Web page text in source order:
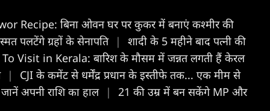
Recipe: बिना ओवन घर पर कुकर में बनाएं कश्मीर की
पलटेंगे ग्रहों के सेनापति |
शादी के 5 महीने बाद पत्नी की
Visit in Kerala: बारिश के मौसम में जन्नत लगती हैं केरल
|
CJI के कमेंट से धर्मेंद्र प्रधान के इस्तीफे तक... एक मीम से
अपनी राशि का हाल |
21 की उम्र में बन सकेंगे MP और